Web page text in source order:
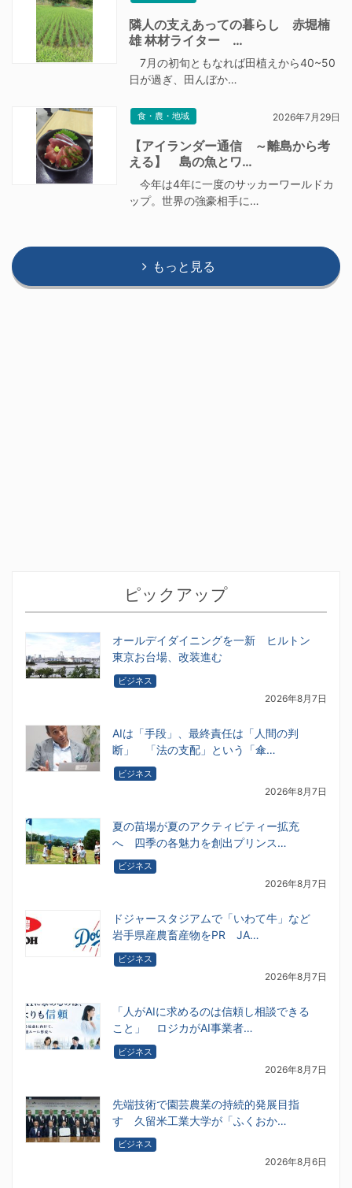
隣人の支えあっての暮らし 赤堀楠
雄 林材ライター …
7月の初旬ともなれば田植えから40~50
日が過ぎ、田んぼか…
食・農・地域 2026年7月29日
【アイランダー通信 ～離島から考
える】 島の魚とワ…
今年は4年に一度のサッカーワールドカ
ップ。世界の強豪相手に…
もっと見る
ピックアップ
オールデイダイニングを一新 ヒルトン
東京お台場、改装進む
ビジネス
2026年8月7日
AIは「手段」、最終責任は「人間の判
断」 「法の支配」という「傘…
ビジネス
2026年8月7日
夏の苗場が夏のアクティビティー拡充
へ 四季の各魅力を創出プリンス…
ビジネス
2026年8月7日
ドジャースタジアムで「いわて牛」など
岩手県産農畜産物をPR JA…
ビジネス
2026年8月7日
「人がAIに求めるのは信頼し相談できる
こと」 ロジカがAI事業者…
ビジネス
2026年8月7日
先端技術で園芸農業の持続的発展目指
す 久留米工業大学が「ふくおか…
ビジネス
2026年8月6日